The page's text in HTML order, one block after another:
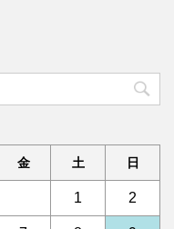
金 土 日
1 2